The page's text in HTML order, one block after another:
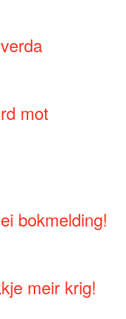
mot
bokmelding!
meir krig!